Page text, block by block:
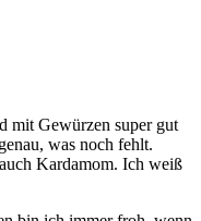
mit Gewürzen super gut
was noch fehlt.
Kardamom. Ich weiß